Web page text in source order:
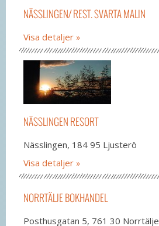
NÄSSLINGEN/ REST. SVARTA MALIN
Visa detaljer
NÄSSLINGEN RESORT
Nässlingen, 184 95 Ljusterö
Visa detaljer
NORRTÄLJE BOKHANDEL
Posthusgatan 5, 761 30 Norrtälje